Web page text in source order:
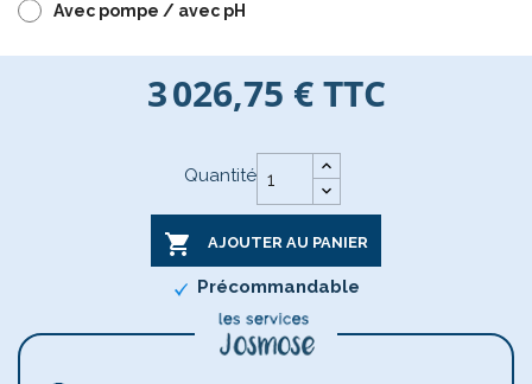
Avec pompe / avec pH
3 026,75 €TTC
Quantité
 AJOUTER AU PANIER
Précommandable